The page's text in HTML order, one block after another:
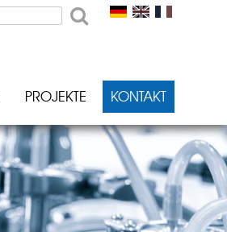
PROJEKTE KONTAKT